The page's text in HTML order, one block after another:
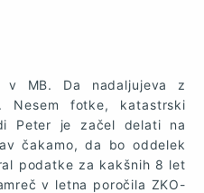
v MB. Da nadaljujeva z
Nesem fotke, katastrski
Peter je začel delati na
čakamo, da bo oddelek
podatke za kakšnih 8 let
v letna poročila ZKO-